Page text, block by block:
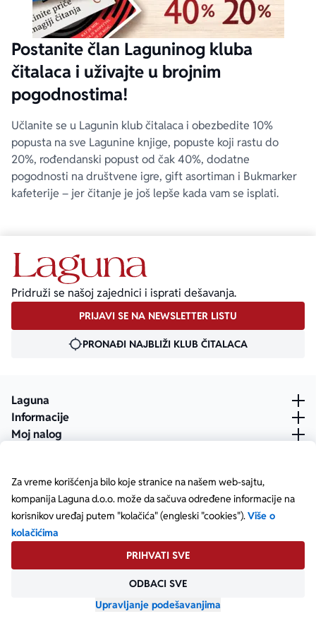
Za vreme korišćenja bilo koje stranice na našem web-sajtu,
kompanija Laguna d.o.o. može da sačuva određene informacije na
korisnikov uređaj putem "kolačića" (engleski "cookies").Više o
kolačićima
PRIHVATI SVE
ODBACI SVE
Upravljanje podešavanjima
Postanite član Laguninog kluba
čitalaca i uživajte u brojnim
pogodnostima!
Učlanite se u Lagunin klub čitalaca i obezbedite 10%
popusta na sve Lagunine knjige, popuste koji rastu do
20%, rođendanski popust od čak 40%, dodatne
pogodnosti na društvene igre, gift asortiman i Bukmarker
kafeterije – jer čitanje je još lepše kada vam se isplati.
Pridruži se našoj zajednici i isprati dešavanja.
PRIJAVI SE NA NEWSLETTER LISTU
PRONAĐI NAJBLIŽI KLUB ČITALACA
Laguna
Informacije
Moj nalog
Copyright © Laguna d.o.o. Starine Novaka 23, Beograd •
Matični broj: 17414844
Posetite našu Facebook stranicu
Posetite našu X stranicu
Posetite našu Instagram stranicu
Posetite naš YouTube
Posetite našu TikTok stranicu
Posetite našu LinkedIn stranicu